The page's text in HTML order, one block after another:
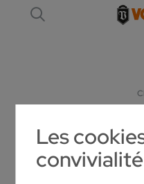
Les
AFFÛTEUSE POUR